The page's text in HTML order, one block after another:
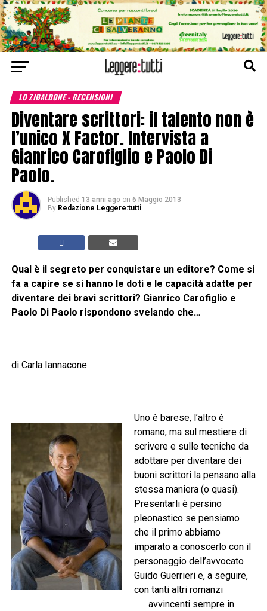
LO ZIBALDONE - RECENSIONI
Diventare scrittori: il talento non è
l’unico X Factor. Intervista a
Gianrico Carofiglio e Paolo Di
Paolo.
Published 13 anni ago on 6 Maggio 2013
By Redazione Leggere:tutti
Qual è il segreto per conquistare un editore? Come si
fa a capire se si hanno le doti e le capacità adatte per
diventare dei bravi scrittori? Gianrico Carofiglio e
Paolo Di Paolo rispondono svelando che…
di Carla Iannacone
Uno è barese, l’altro è
romano, ma sul mestiere di
scrivere e sulle tecniche da
adottare per diventare dei
buoni scrittori la pensano alla
stessa maniera (o quasi).
Presentarli è persino
pleonastico se pensiamo
che il primo abbiamo
imparato a conoscerlo con il
personaggio dell’avvocato
Guido Guerrieri e, a seguire,
con tanti altri romanzi
avvincenti sempre in